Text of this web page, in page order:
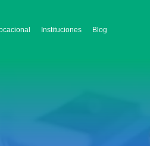
Instituciones Blog